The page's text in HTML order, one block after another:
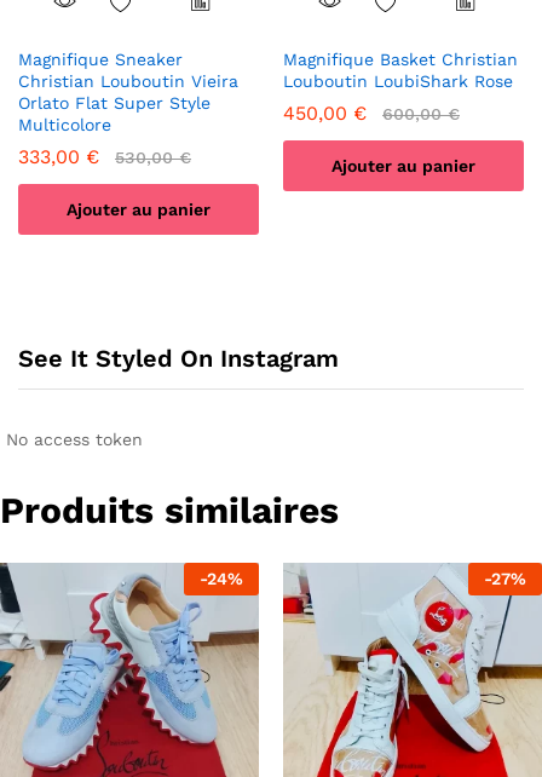
Magnifique Sneaker
Christian Louboutin Vieira
Orlato Flat Super Style
Multicolore
333,00 € 530,00€
Ajouter au panier
Magnifique Basket Christian
Louboutin LoubiShark Rose
450,00 € 600,00€
Ajouter au panier
See It Styled On Instagram
No access token
Produits similaires
-24% -27%